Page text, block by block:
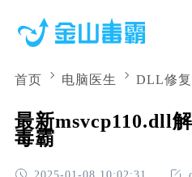
首页 电脑医生 DLL修复
最新msvcp110.dll
毒霸
2025-01-08 10:02:31